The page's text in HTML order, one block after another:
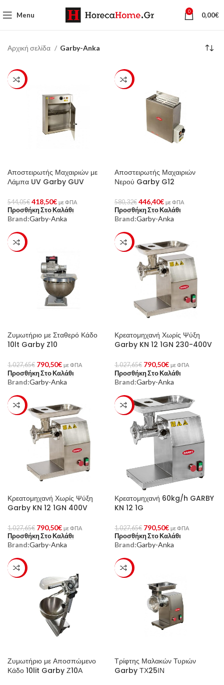
Menu 0 0,00€
Αρχική σελίδα Garby-Anka
-23%
Αποστειρωτής Μαχαιριών με
Λάμπα UV Garby GUV
544,05€ 418,50€ με ΦΠΑ
Προσθήκη Στο Καλάθι
Brand:Garby-Anka
-23%
Αποστειρωτής Μαχαιριών
Νερού Garby G12
580,32€ 446,40€ με ΦΠΑ
Προσθήκη Στο Καλάθι
Brand:Garby-Anka
-23%
Ζυμωτήριο με Σταθερό Κάδο
10lt Garby Z10
1.027,65€ 790,50€ με ΦΠΑ
Προσθήκη Στο Καλάθι
Brand:Garby-Anka
-23%
Κρεατομηχανή Χωρίς Ψύξη
Garby KN 12 1GN 230-400V
1.027,65€ 790,50€ με ΦΠΑ
Προσθήκη Στο Καλάθι
Brand:Garby-Anka
-23%
Κρεατομηχανή Χωρίς Ψύξη
Garby KN 12 1GN 400V
1.027,65€ 790,50€ με ΦΠΑ
Προσθήκη Στο Καλάθι
Brand:Garby-Anka
-23%
Κρεατομηχανή 60kg/h GARBY
KN 12 1G
1.027,65€ 790,50€ με ΦΠΑ
Προσθήκη Στο Καλάθι
Brand:Garby-Anka
-23%
Ζυμωτήριο με Αποσπώμενο
Κάδο 10lit Garby Ζ10Α
-23%
Τρίφτης Μαλακών Τυριών
Garby ΤΧ25ΙΝ